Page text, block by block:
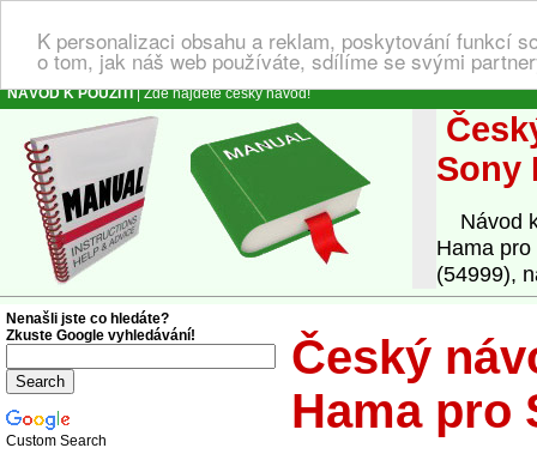
K personalizaci obsahu a reklam, poskytování funkcí
o tom, jak náš web používáte, sdílíme se svými
NÁVOD K POUŽITÍ| Zde najdete český návod!
Sony
Návod k
Hama
(54999),
Český
Hama pro
Nenašli jste co hledáte?
Zkuste Google vyhledávání!
Custom Search